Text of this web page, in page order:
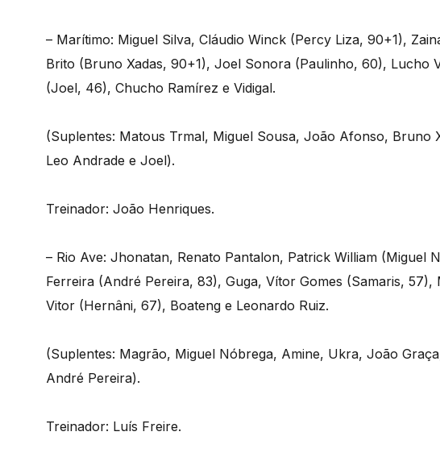
– Marítimo: Miguel Silva, Cláudio Winck (Percy Liza, 90+1),
Brito (Bruno Xadas, 90+1), Joel Sonora (Paulinho, 60), Lucho
(Joel, 46), Chucho Ramírez e Vidigal.
(Suplentes: Matous Trmal, Miguel Sousa, João Afonso, Bruno
Leo Andrade e Joel).
Treinador: João Henriques.
– Rio Ave: Jhonatan, Renato Pantalon, Patrick William (Miguel
Ferreira (André Pereira, 83), Guga, Vítor Gomes (Samaris,
Vitor (Hernâni, 67), Boateng e Leonardo Ruiz.
(Suplentes: Magrão, Miguel Nóbrega, Amine, Ukra, João
André Pereira).
Treinador: Luís Freire.